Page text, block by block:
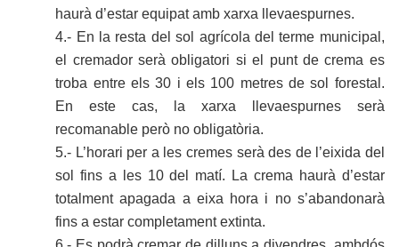
haurà d’estar equipat amb xarxa llevaespurnes.
4.- En la resta del sol agrícola del terme municipal,
el cremador serà obligatori si el punt de crema es
troba entre els 30 i els 100 metres de sol forestal.
En este cas, la xarxa llevaespurnes serà
recomanable però no obligatòria.
5.- L’horari per a les cremes serà des de l’eixida del
sol fins a les 10 del matí. La crema haurà d’estar
totalment apagada a eixa hora i no s’abandonarà
fins a estar completament extinta.